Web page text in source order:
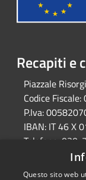
Recapiti e
Piazzale
Codice Fiscale:
P.Iva:
IBAN: IT 46 X
Telefono: 030-
Pec:
Questo sito web